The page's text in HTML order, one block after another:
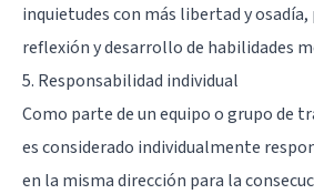
inquietudes con más libertad y
reflexión y desarrollo de habilidades
5. Responsabilidad individual
Como parte de un equipo o grupo de
es considerado individualmente
en la misma dirección para la